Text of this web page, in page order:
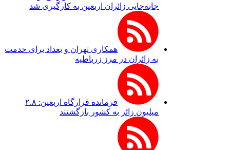
جابه‌جایی زائران اربعین به‌ کارگیری شد
همکاری تهران و بغداد برای خدمت
به زائران در مرز زرباطیه
فرمانده قرارگاه اربعین: ۲.۸
میلیون زائر به کشور بازگشتند